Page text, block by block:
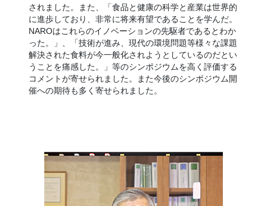
されました。また、「食品と健康の科学と産業は世界的
に進歩しており、非常に将来有望であることを学んだ。
NAROはこれらのイノベーションの先駆者であるとわか
った。」、「技術が進み、現代の環境問題等様々な課題
解決された食料が今一般化されようとしているのだとい
うことを痛感した。」等のシンポジウムを高く評価する
コメントが寄せられました。また今後のシンポジウム開
催への期待も多く寄せられました。